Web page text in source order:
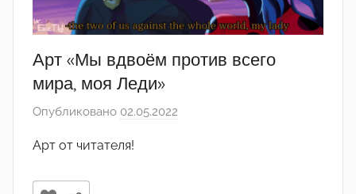
Арт «Мы вдвоём против всего
мира, моя Леди»
Опубликовано 02.05.2022
Арт от читателя!